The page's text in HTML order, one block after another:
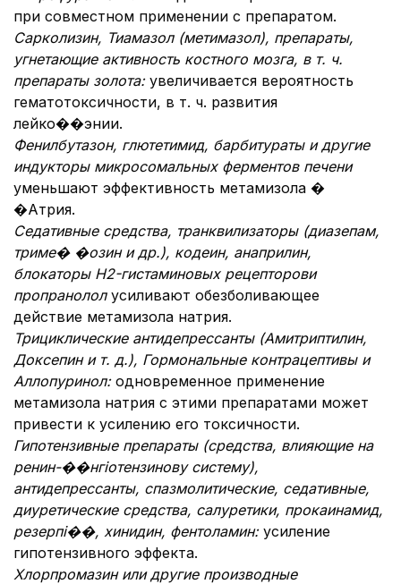
при совместном применении с препаратом.
Сарколизин, Тиамазол (метимазол), препараты,
угнетающие активность костного мозга, в т. ч.
препараты золота: увеличивается вероятность
гематотоксичности, в т. ч. развития
лейко��энии.
Фенилбутазон, глютетимид, барбитураты и другие
индукторы микросомальных ферментов печени
уменьшают эффективность метамизола �
�Атрия.
Седативные средства, транквилизаторы (диазепам,
триме� �озин и др.), кодеин, анаприлин,
блокаторы Н2-гистаминовых рецепторови
пропранололусиливают обезболивающее
действие метамизола натрия.
Трициклические антидепрессанты (Амитриптилин,
Доксепин и т. д.), Гормональные контрацептивы и
Аллопуринол: одновременное применение
метамизола натрия с этими препаратами может
привести к усилению его токсичности.
Гипотензивные препараты (средства, влияющие на
ренин-��нгіотензинову систему),
антидепрессанты, спазмолитические, седативные,
диуретические средства, салуретики, прокаинамид,
резерпі��, хинидин, фентоламин: усиление
гипотензивного эффекта.
Хлорпромазин или другие производные